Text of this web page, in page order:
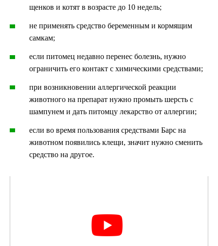
щенков и котят в возрасте до 10 недель;
не применять средство беременным и кормящим
самкам;
если питомец недавно перенес болезнь, нужно
ограничить его контакт с химическими средствами;
при возникновении аллергической реакции
животного на препарат нужно промыть шерсть с
шампунем и дать питомцу лекарство от аллергии;
если во время пользования средствами Барс на
животном появились клещи, значит нужно сменить
средство на другое.